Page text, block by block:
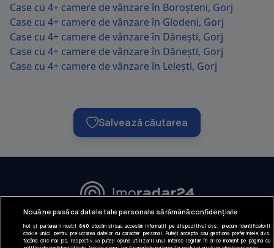
Case cu 4+ camere de vânzare în Boroșteni, Gorj
Case cu 4+ camere de vânzare în Glodeni, Gorj
Case cu 4+ camere de vânzare în Dănești, Gorj
Case cu 4+ camere de vânzare în Dănești, Gorj
Case cu 4+ camere de vânzare în Lelești, Gorj
Salvează căutarea
URMĂREȘTE-NE:
INFORMAȚII COMPANIE
Nouă ne pasă ca datele tale personale să rămână confidențiale
Noi și partenerii noștri 640stocăm și/sau accesăm informații pe dispozitivul dvs., precum identificatorii
cookie unici pentru prelucrarea datelor cu caracter personal. Puteți accepta sau gestiona preferințele dvs.
făcând clic mai jos, respectiv vă puteți opune utilizării unui interes legitim în orice moment pe pagina cu